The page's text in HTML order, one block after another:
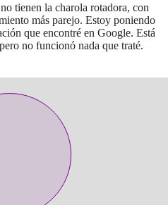
tienen la charola rotadora, con
más parejo. Estoy poniendo
que encontré en Google. Está
no funcionó nada que traté.